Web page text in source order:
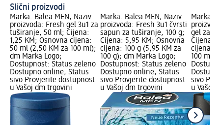
Slični proizvodi
Marka: Balea MEN; Naziv
proizvoda: Fresh gel 3u1 za
tuširanje, 50 ml; Cijena:
1,25 KM; Osnovna cijena:
50 ml (2,50 KM za 100 ml);
dm Marka Logo;
Dostupnost: Status zeleno
Dostupno online, Status
sivo Provjerite dostupnost
u Vašoj dm trgovini
Marka: Balea MEN; Naziv
proizvoda: Fresh 3u1 čvrsti
sapun za tuširanje, 100 g;
Cijena: 5,95 KM; Osnovna
cijena: 100 g (5,95 KM za
100 g); dm Marka Logo;
Dostupnost: Status zeleno
Dostupno online, Status
sivo Provjerite dostupnost
u Vašoj dm trgovini
Marka:
gel za
Cijena:
cijena:
100 ml);
sivo
u Vašoj